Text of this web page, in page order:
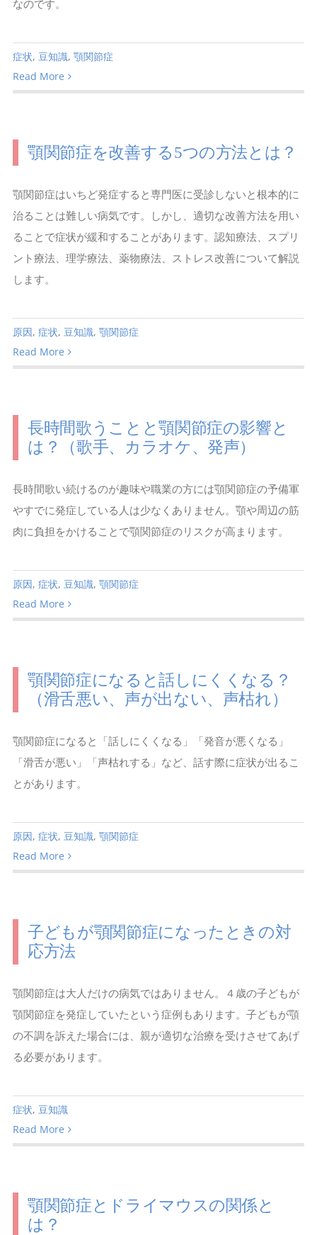
なのです。
症状, 豆知識, 顎関節症
Read More
顎関節症を改善する5つの方法とは？
顎関節症はいちど発症すると専門医に受診しないと根本的に
治ることは難しい病気です。しかし、適切な改善方法を用い
ることで症状が緩和することがあります。認知療法、スプリ
ント療法、理学療法、薬物療法、ストレス改善について解説
します。
原因, 症状, 豆知識, 顎関節症
Read More
長時間歌うことと顎関節症の影響と
は？（歌手、カラオケ、発声）
長時間歌い続けるのが趣味や職業の方には顎関節症の予備軍
やすでに発症している人は少なくありません。顎や周辺の筋
肉に負担をかけることで顎関節症のリスクが高まります。
原因, 症状, 豆知識, 顎関節症
Read More
顎関節症になると話しにくくなる？
（滑舌悪い、声が出ない、声枯れ）
顎関節症になると「話しにくくなる」「発音が悪くなる」
「滑舌が悪い」「声枯れする」など、話す際に症状が出るこ
とがあります。
原因, 症状, 豆知識, 顎関節症
Read More
子どもが顎関節症になったときの対
応方法
顎関節症は大人だけの病気ではありません。４歳の子どもが
顎関節症を発症していたという症例もあります。子どもが顎
の不調を訴えた場合には、親が適切な治療を受けさせてあげ
る必要があります。
症状, 豆知識
Read More
顎関節症とドライマウスの関係と
は？